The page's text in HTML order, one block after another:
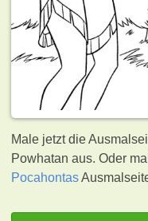
Male jetzt die
Powhatan aus. Oder
Pocahontas